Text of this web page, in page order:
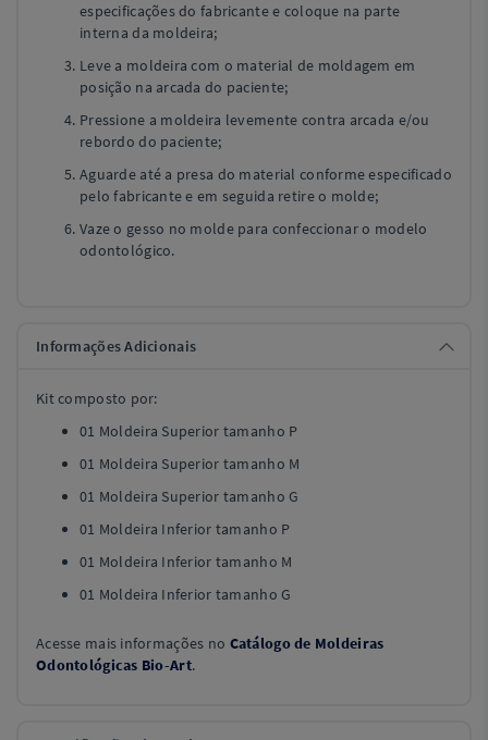
especificações do fabricante e coloque na parte
interna da moldeira;
Leve a moldeira com o material de moldagem em
posição na arcada do paciente;
Pressione a moldeira levemente contra arcada e/ou
rebordo do paciente;
Aguarde até a presa do material conforme especificado
pelo fabricante e em seguida retire o molde;
Vaze o gesso no molde para confeccionar o modelo
odontológico.
Informações Adicionais
Kit composto por:
01 Moldeira Superior tamanho P
01 Moldeira Superior tamanho M
01 Moldeira Superior tamanho G
01 Moldeira Inferior tamanho P
01 Moldeira Inferior tamanho M
01 Moldeira Inferior tamanho G
Acesse mais informações no Catálogo de Moldeiras
Odontológicas Bio-Art.